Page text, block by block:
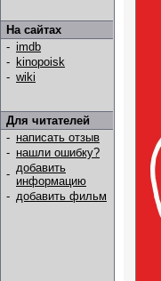
На сайтах
- imdb
- kinopoisk
- wiki
Для читателей
- написать отзыв
- нашли ошибку?
- добавить
информацию
- добавить фильм